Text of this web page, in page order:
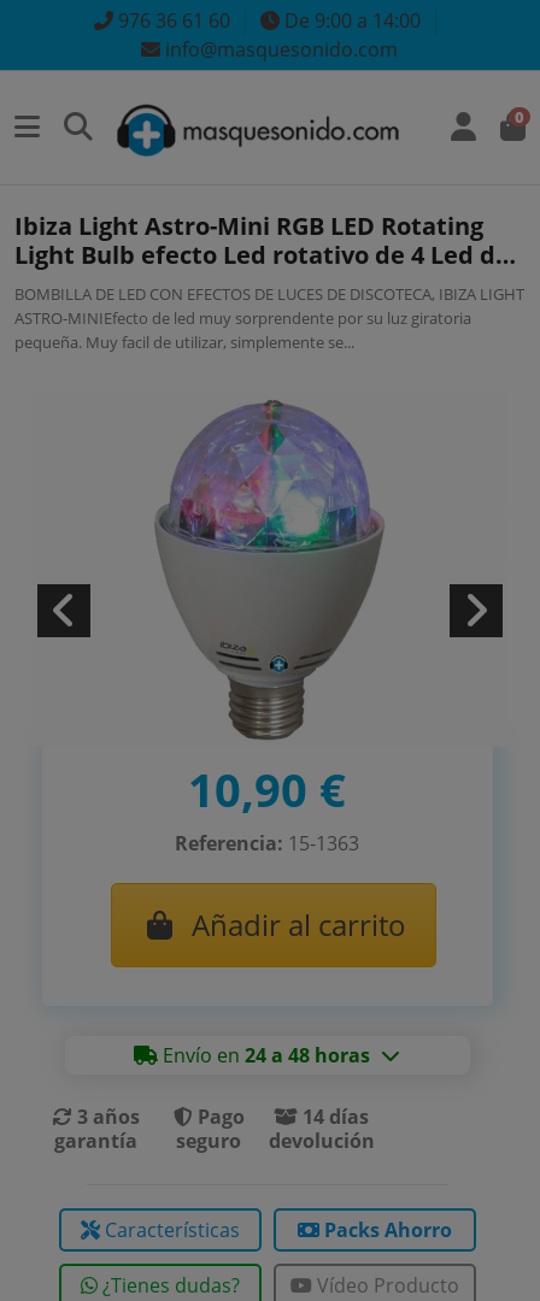
976 36 61 60
De 9:00 a 14:00
info@masquesonido.com
0
Ibiza Light Astro-Mini RGB LED Rotating
Light Bulb efecto Led rotativo de 4 Led de
1w
BOMBILLA DE LED CON EFECTOS DE LUCES DE DISCOTECA, IBIZA LIGHT
ASTRO-MINIEfecto de led muy sorprendente por su luz giratoria
pequeña. Muy facil de utilizar, simplemente se...
10,90 €
Referencia: 15-1363
Añadir al carrito
Envío en24 a 48 horas
3 años
garantía
Pago
seguro
14 días
devolución
Características Packs Ahorro
¿Tienes dudas? Vídeo Producto